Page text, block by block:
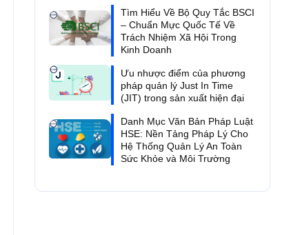
Tìm Hiểu Về Bộ Quy Tắc BSCI
– Chuẩn Mực Quốc Tế Về
Trách Nhiệm Xã Hội Trong
Kinh Doanh
Ưu nhược điểm của phương
pháp quản lý Just In Time
(JIT) trong sản xuất hiện đại
Danh Mục Văn Bản Pháp Luật
HSE: Nền Tảng Pháp Lý Cho
Hệ Thống Quản Lý An Toàn
Sức Khỏe và Môi Trường